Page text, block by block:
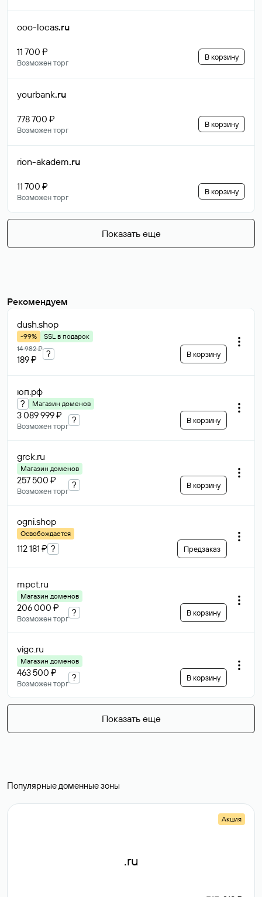
ooo-locas.ru
11 700 ₽
Возможен торг
В корзину
yourbank.ru
778 700 ₽
Возможен торг
В корзину
rion-akadem.ru
11 700 ₽
Возможен торг
В корзину
Показать еще
Рекомендуем
dush.shop
-99%
SSL в подарок
14 982 ₽
189 ₽
? В корзину
юп.рф
? Магазин доменов
3 089 999 ₽
Возможен торг
? В корзину
grck.ru
Магазин доменов
257 500 ₽
Возможен торг
? В корзину
ogni.shop
Освобождается
112 181 ₽ ? Предзаказ
mpct.ru
Магазин доменов
206 000 ₽
Возможен торг
? В корзину
vigc.ru
Магазин доменов
463 500 ₽
Возможен торг
? В корзину
Показать еще
Популярные доменные зоны
Акция
.ru